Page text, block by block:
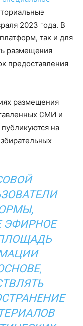
2023 года. В
так и для
размещения
предоставления
размещения
СМИ и
на
ЭФИРНОЕ